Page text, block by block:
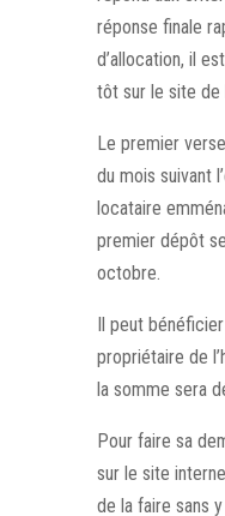
réponse finale
d’allocation, il
tôt sur le site de
Le premier
du mois suivant
locataire
premier dépôt
octobre.
Il peut
propriétaire de
la somme sera
Pour faire sa
sur le site
de la faire sans